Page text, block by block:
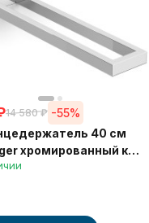
14 580 ₽ -55%
40 см
хромированный к
30008A